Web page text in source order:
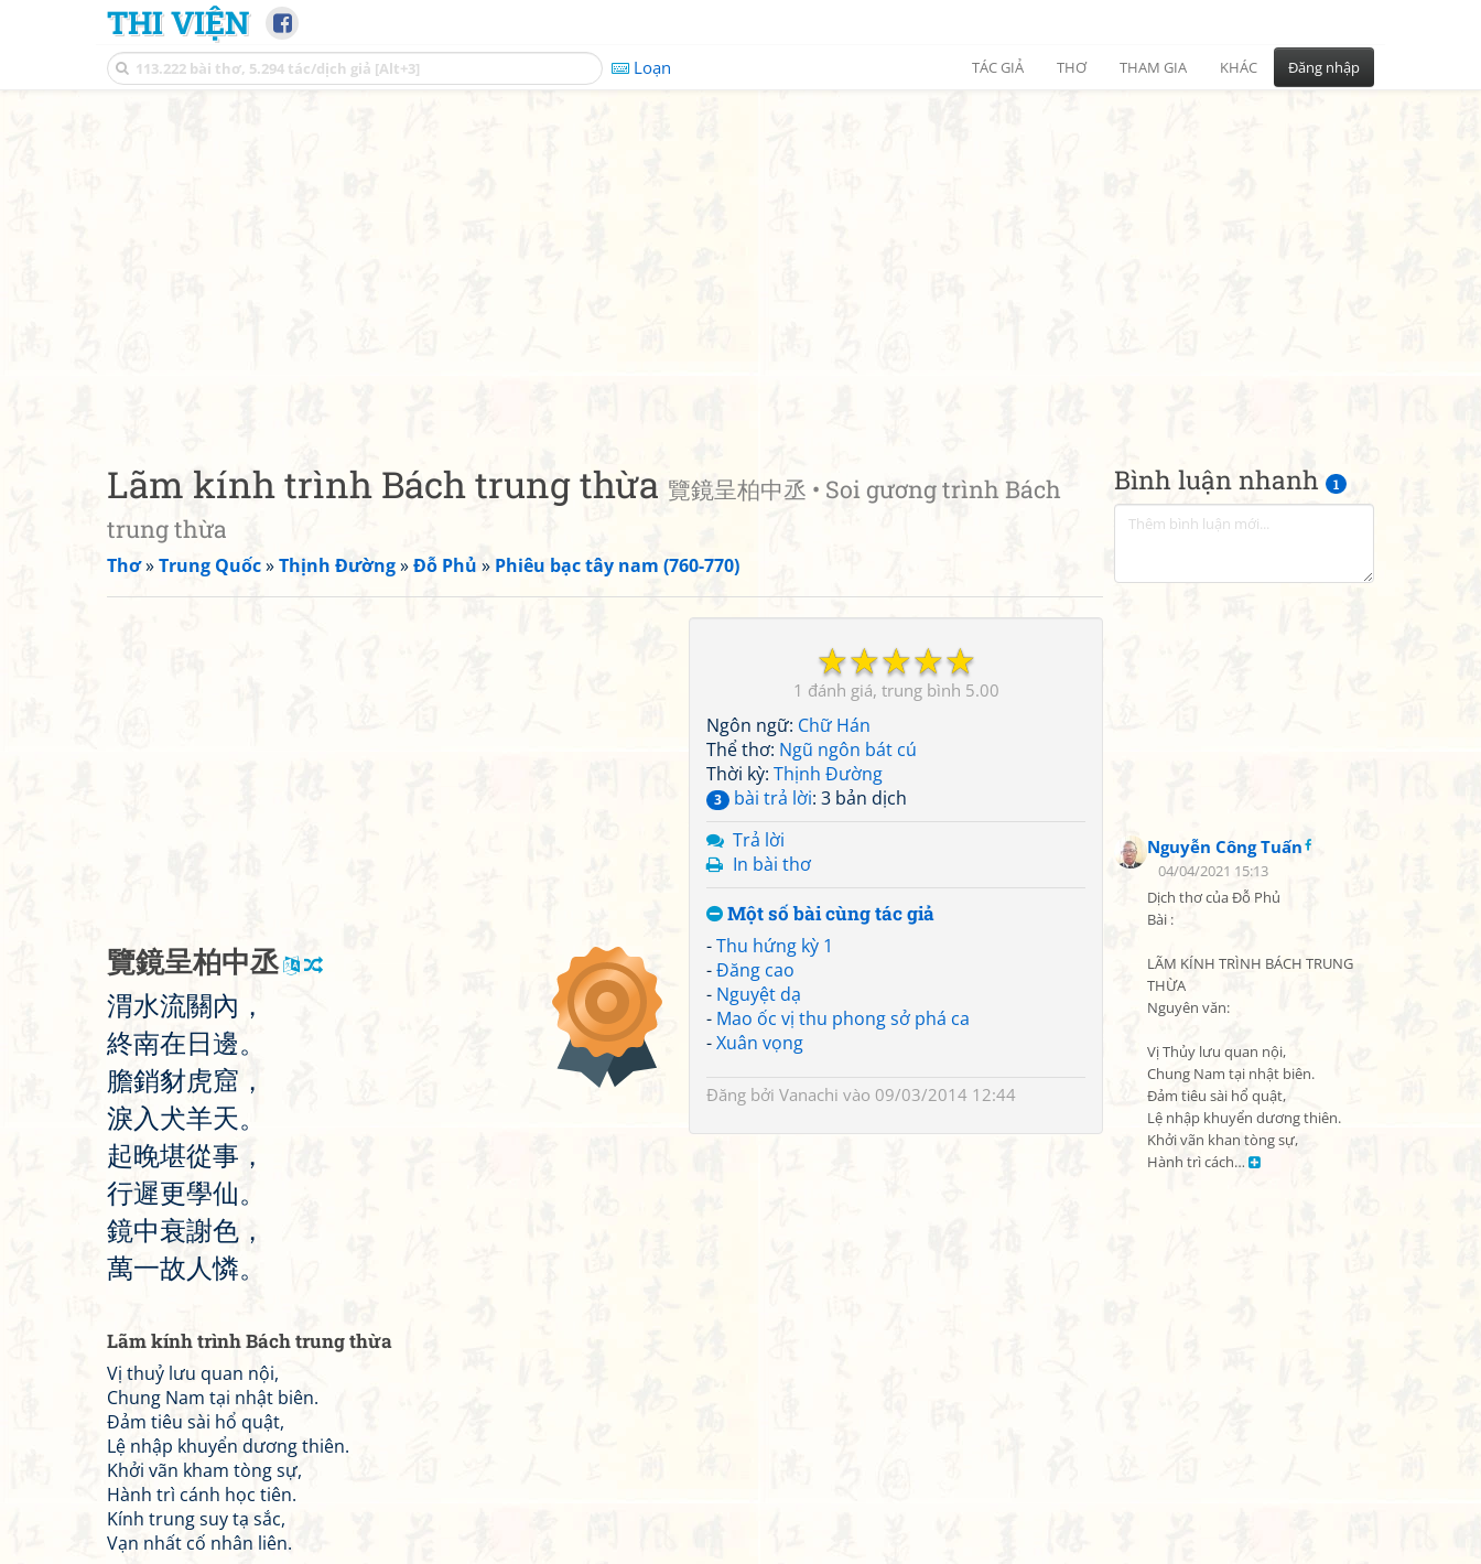
THI VIỆN
Loạn TÁC GIẢ THƠ THAM GIA KHÁC Đăng nhập
Bình luận nhanh 1
Nguyễn Công Tuấn
04/04/2021 15:13
Dịch thơ của Đỗ Phủ
Bài :
LÃM KÍNH TRÌNH BÁCH TRUNG
THỪA
Nguyên văn:
Vị Thủy lưu quan nội,
Chung Nam tại nhật biên.
Đảm tiêu sài hổ quật,
Lệ nhập khuyển dương thiên.
Khởi vãn khan tòng sự,
Hành trì cách…
Lãm kính trình Bách trung thừa 覽鏡呈柏中丞 • Soi gương trình Bách
trung thừa
Thơ»Trung Quốc»Thịnh Đường»Đỗ Phủ » Phiêu bạc tây nam (760-770)
☆
☆
☆
☆
☆
1 5.00
Ngôn ngữ: Chữ Hán
Thể thơ: Ngũ ngôn bát cú
Thời kỳ: Thịnh Đường
3 bài trả lời: 3 bản dịch
Trả lời
In bài thơ
Một số bài cùng tác giả
-Thu hứng kỳ 1
-Đăng cao
- Nguyệt dạ
- Mao ốc vị thu phong sở phá ca
-Xuân vọng
Đăng bởi Vanachi vào 09/03/2014 12:44
覽鏡呈柏中丞
渭水流關內 ，
終南在 日 邊。
膽銷豺虎窟 ，
淚入 犬羊天。
起晚堪從事 ，
行遲更學仙。
鏡中衰謝色 ，
萬一故 人憐。
Lãm kính trình Bách trung thừa
Vị thuỷ lưu quan nội,
Chung Nam tại nhật biên.
Đảm tiêu sài hổ quật,
Lệ nhập khuyển dương thiên.
Khởi vãn kham tòng sự,
Hành trì cánh học tiên.
Kính trung suy tạ sắc,
Vạn nhất cố nhân liên.